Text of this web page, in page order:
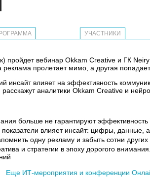
УЧАСТНИКИ
пройдет вебинар Okkam Creative и ГК
реклама пролетает мимо, а другая
инсайт влияет на эффективность
аналитики Okkam Creative и
больше не гарантируют
влияет инсайт: цифры, данные,
одну рекламу и забыть сотни
и стратегии в эпоху дорогого
Еще ИТ-мероприятия и конференции